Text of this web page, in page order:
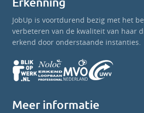
JobUp is voortdurend bezig met het
verbeteren van de kwaliteit van haar
erkend door onderstaande instanties.
Meer informatie